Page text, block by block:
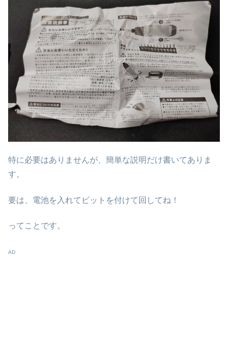
特に必要はありませんが、簡単な説明だけ書いてありま
す。
要は、電池を入れてビットを付けて回してね！
ってことです。
AD